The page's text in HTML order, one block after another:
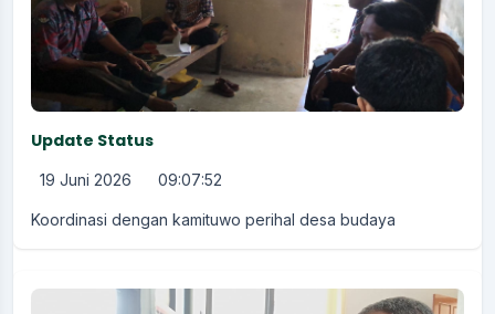
Update Status
19 Juni 2026 09:07:52
Koordinasi dengan kamituwo perihal desa budaya